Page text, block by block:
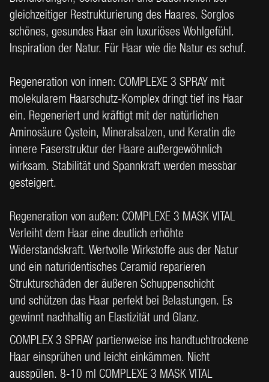
gleichzeitiger Restrukturierung des Haares. Sorglos
schönes, gesundes Haar ein luxuriöses Wohlgefühl.
Inspiration der Natur. Für Haar wie die Natur es schuf.
Regeneration von innen: COMPLEXE 3 SPRAY mit
molekularem Haarschutz-Komplex dringt tief ins Haar
ein. Regeneriert und kräftigt mit der natürlichen
Aminosäure Cystein, Mineralsalzen, und Keratin die
innere Faserstruktur der Haare außergewöhnlich
wirksam. Stabilität und Spannkraft werden messbar
gesteigert.
Regeneration von außen: COMPLEXE 3 MASK VITAL
Verleiht dem Haar eine deutlich erhöhte
Widerstandskraft. Wertvolle Wirkstoffe aus der Natur
und ein naturidentisches Ceramid reparieren
Strukturschäden der äußeren Schuppenschicht
und schützen das Haar perfekt bei Belastungen. Es
gewinnt nachhaltig an Elastizität und Glanz.
COMPLEX 3 SPRAY partienweise ins handtuchtrockene
Haar einsprühen und leicht einkämmen. Nicht
ausspülen. 8-10 ml COMPLEXE 3 MASK VITAL